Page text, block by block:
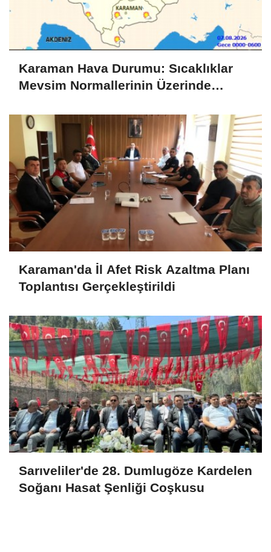
Karaman Hava Durumu: Sıcaklıklar
Mevsim Normallerinin Üzerinde
Karaman'da İl Afet Risk Azaltma Planı
Toplantısı Gerçekleştirildi
Sarıveliler'de 28. Dumlugöze Kardelen
Soğanı Hasat Şenliği Coşkusu